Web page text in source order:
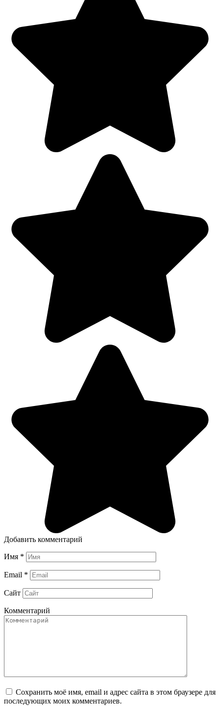
Добавить комментарий
Имя *
Email *
Сайт
Комментарий
Сохранить моё имя, email и адрес сайта в этом браузере для
последующих моих комментариев.